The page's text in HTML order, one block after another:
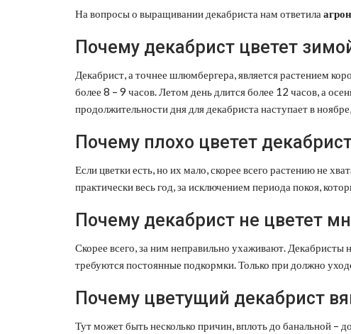
На вопросы о выращивании декабриста нам ответила
Почему декабрист цветет
Декабрист, а точнее шлюмбергера, является растением
более 8 – 9 часов. Летом день длится более 12 часов, а
продолжительности дня для декабриста наступает в
Почему плохо цветет
Если цветки есть, но их мало, скорее всего растению не
практически весь год, за исключением периода покоя,
Почему декабрист не цветет
Скорее всего, за ним неправильно ухаживают. Декабристы
требуются постоянные подкормки. Только при должно
Почему цветущий декабрист
Тут может быть несколько причин, вплоть до банальной –